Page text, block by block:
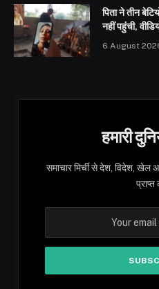
पिता ने तीन
नहीं पहुंची,
6 August
हमारी
समाचार मिर्ची से देश, विदेश,